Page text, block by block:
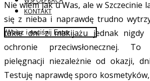
KONTAKT
Nie wiem jak u Was, ale w Szczecinie
się z nieba i naprawdę trudno
takie dni z makijażu jednak nigdy
ochronie przeciwsłonecznej.
pielęgnacji niezależnie od okazji,
Testuję naprawdę sporo